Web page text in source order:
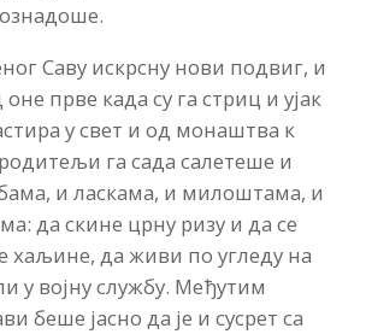
Саву искрсну нови подвиг, и
прве када су га стриц и ујак
у свет и од монаштва к
га сада салетеше и
и ласкама, и милоштама, и
да скине црну ризу и да се
хаљине, да живи по угледу на
у војну службу. Међутим
беше јасно да је и сусрет са